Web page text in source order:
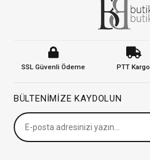
SSL Güvenli Ödeme PTT Kargo
BÜLTENIMIZE KAYDOLUN